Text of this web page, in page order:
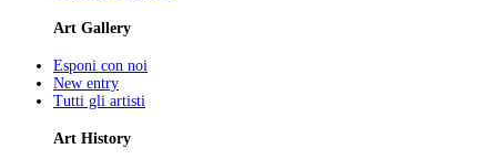
Art Gallery
Esponi con noi
New entry
Tutti gli artisti
Art History